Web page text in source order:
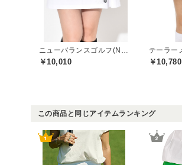
￥10,010 ￥10,780
この商品と同じアイテムランキング